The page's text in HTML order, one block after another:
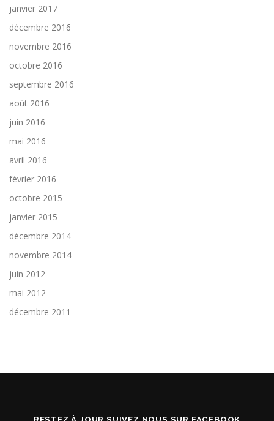
janvier 2017
décembre 2016
novembre 2016
octobre 2016
septembre 2016
août 2016
juin 2016
mai 2016
avril 2016
février 2016
octobre 2015
janvier 2015
décembre 2014
novembre 2014
juin 2012
mai 2012
décembre 2011